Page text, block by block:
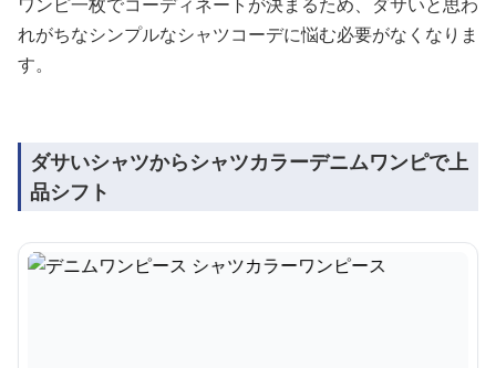
れがちなシンプルなシャツコーデに悩む必要がなくなりま
す。
ダサいシャツからシャツカラーデニムワンピで上
品シフト